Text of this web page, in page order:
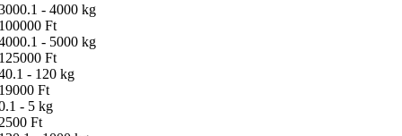
- 4000 kg
Ft
- 5000 kg
Ft
- 120 kg
Ft
- 5 kg
Ft